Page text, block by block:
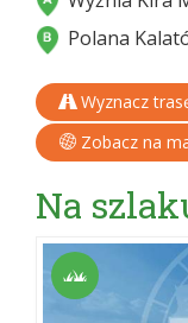
Polana
Wyznacz
Zobacz na
Na